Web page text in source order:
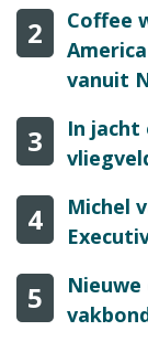
2
Coffee
vanuit
3
In jacht
4
Michel
5
Nieuwe